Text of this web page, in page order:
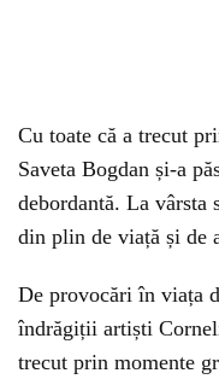
Cu toate că a trecut
Saveta Bogdan și-a
debordantă. La vârsta
din plin de viață și de
De provocări în viața
îndrăgiții artiști
trecut prin momente